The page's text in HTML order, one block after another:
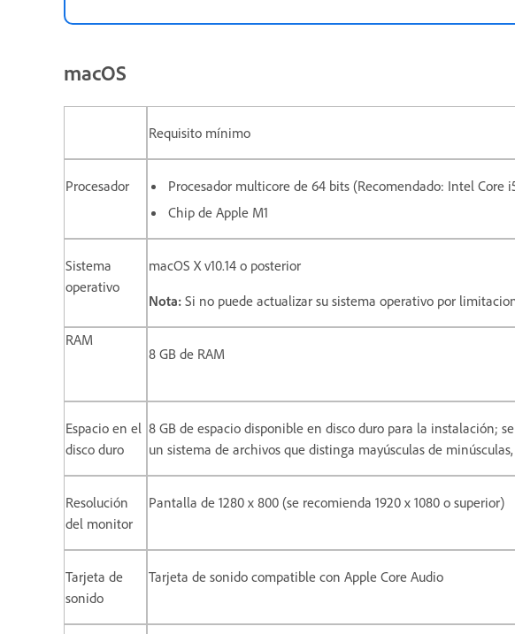
macOS
Requisito mínimo
Procesador
Procesador multicore de 64 bits (Recomendado: Intel Core
Chip de Apple M1
Sistema
operativo
macOS X v10.14 o posterior
Nota: Si no puede actualizar su sistema operativo por
RAM
8 GB de RAM
Espacio en el
disco duro
8 GB de espacio disponible en disco duro para la instalación;
un sistema de archivos que distinga mayúsculas de
Resolución
del monitor
Pantalla de 1280 x 800 (se recomienda 1920 x 1080 o superior)
Tarjeta de
sonido
Tarjeta de sonido compatible con Apple Core Audio